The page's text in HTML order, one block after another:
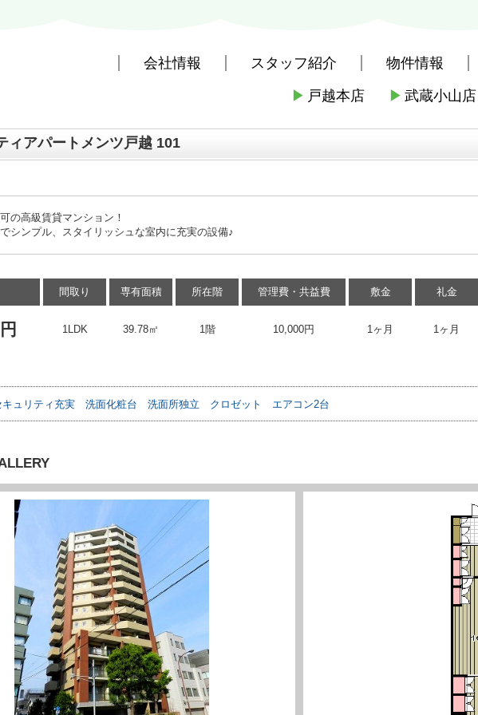
会社情報 スタッフ紹介 物件情報
▶ 戸越本店 ▶ 武蔵小山店
(賃貸)路線・駅から探す 都営地下鉄都営浅草線 > 戸越駅
ィアパートメンツ戸越 101
の高級賃貸マンション！
シンプル、スタイリッシュな室内に充実の設備♪
間取り
1LDK
専有面積
39.78㎡
所在階
1階
管理費・共益費
10,000円
敷金
1ヶ月
礼金
1ヶ月
キュリティ充実 洗面化粧台 洗面所独立 クロゼット エアコン2台